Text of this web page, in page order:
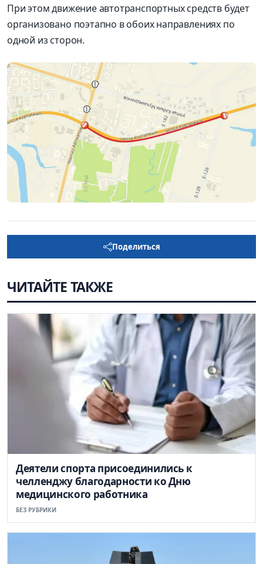
При этом движение автотранспортных средств будет
организовано поэтапно в обоих направлениях по
одной из сторон.
Поделиться
ЧИТАЙТЕ ТАКЖЕ
Деятели спорта присоединились к
челленджу благодарности ко Дню
медицинского работника
БЕЗ РУБРИКИ